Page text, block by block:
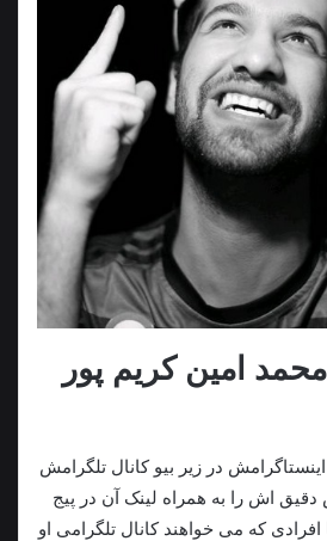
امین کریم پور
اینستاگرامش در زیر بیو کانال تلگرامش
اش را به همراه لینک آن در پیج
که می‌ خواهند کانال تلگرامی او